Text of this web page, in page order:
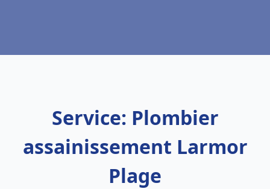
Service: Plombier
assainissement Larmor
Plage